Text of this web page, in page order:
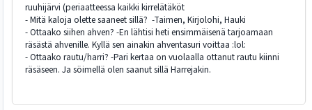
ruuhijärvi (periaatteessa kaikki kirrelätäköt
- Mitä kaloja olette saaneet sillä? -Taimen, Kirjolohi, Hauki
- Ottaako siihen ahven? -En lähtisi heti ensimmäisenä tarjoamaan
räsästä ahvenille. Kyllä sen ainakin ahventasuri voittaa :lol:
- Ottaako rautu/harri? -Pari kertaa on vuolaalla ottanut rautu kiinni
räsäseen. Ja söimellä olen saanut sillä Harrejakin.